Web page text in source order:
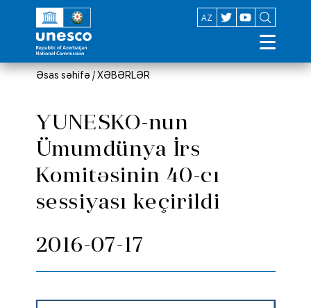
AZ
EN
Əsas səhifə /XƏBƏRLƏR
YUNESKO-nun
Ümumdünya İrs
Komitəsinin 40-cı
sessiyası keçirildi
2016-07-17